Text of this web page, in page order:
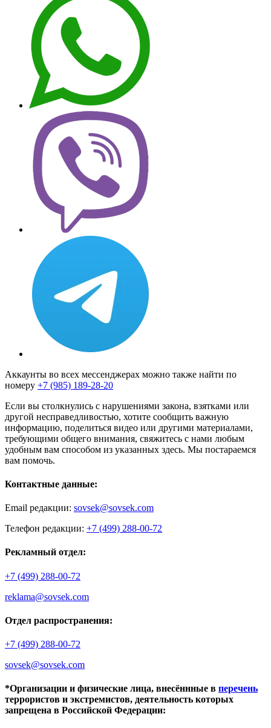
Аккаунты во всех мессенджерах можно также найти по
номеру +7 (985) 189-28-20
Если вы столкнулись с нарушениями закона, взятками или
другой несправедливостью, хотите сообщить важную
информацию, поделиться видео или другими материалами,
требующими общего внимания, свяжитесь с нами любым
удобным вам способом из указанных здесь. Мы постараемся
вам помочь.
Контактные данные:
Email редакции: sovsek@sovsek.com
Телефон редакции: +7 (499) 288-00-72
Рекламный отдел:
+7 (499) 288-00-72
reklama@sovsek.com
Отдел распространения:
+7 (499) 288-00-72
sovsek@sovsek.com
*Организации и физические лица, внесённные в перечень
террористов и экстремистов, деятельность которых
запрещена в Российской Федерации: